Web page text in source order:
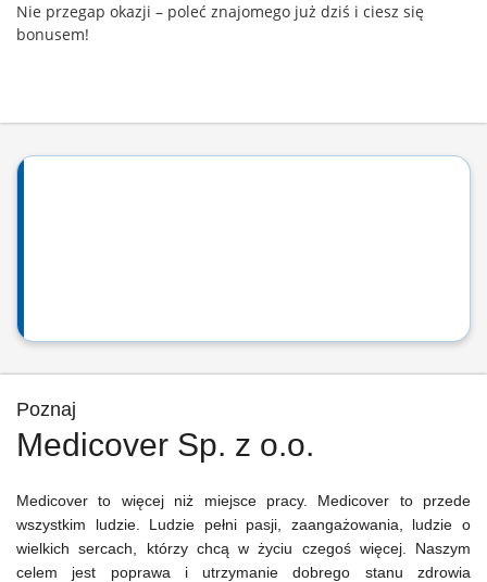
Nie przegap okazji – poleć znajomego już dziś i ciesz się
bonusem!
Poznaj
Medicover Sp. z o.o.
Medicover to więcej niż miejsce pracy. Medicover to przede
wszystkim ludzie. Ludzie pełni pasji, zaangażowania, ludzie o
wielkich sercach, którzy chcą w życiu czegoś więcej. Naszym
celem jest poprawa i utrzymanie dobrego stanu zdrowia